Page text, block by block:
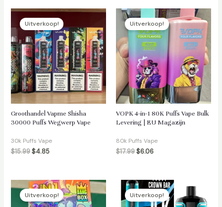
Uitverkoop!
Groothandel Vapme Shisha
30000 Puffs Wegwerp Vape
30k Puffs Vape
$15.99 $4.85
Uitverkoop!
VOPK 4-in-1 80K Puffs Vape Bulk
Levering | EU Magazijn
80k Puffs Vape
$17.99$6.06
Uitverkoop! Uitverkoop!